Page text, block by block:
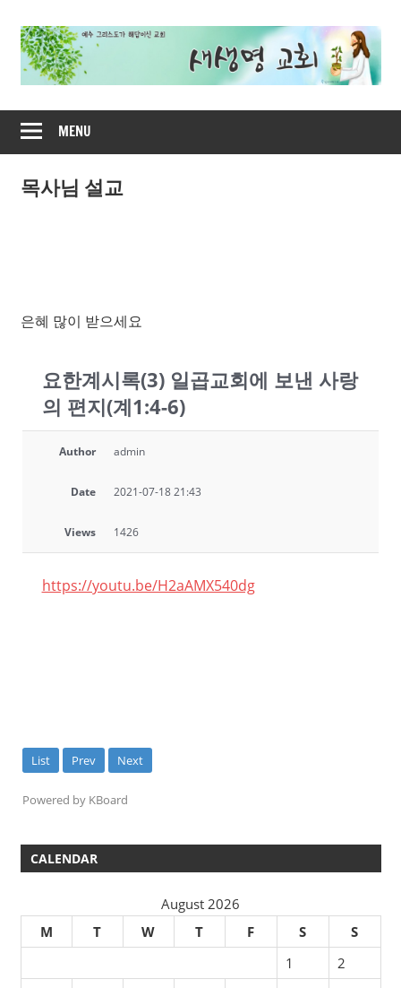
content
새
생
MENU
목사님 설교
은혜 많이 받으세요
요한계시록(3) 일곱교회에 보낸 사랑
의 편지(계1:4-6)
Author admin
Date 2021-07-18 21:43
Views 1426
https://youtu.be/H2aAMX540dg
List Prev Next
Powered by KBoard
CALENDAR
August 2026
M
T W T F S
S
1
2